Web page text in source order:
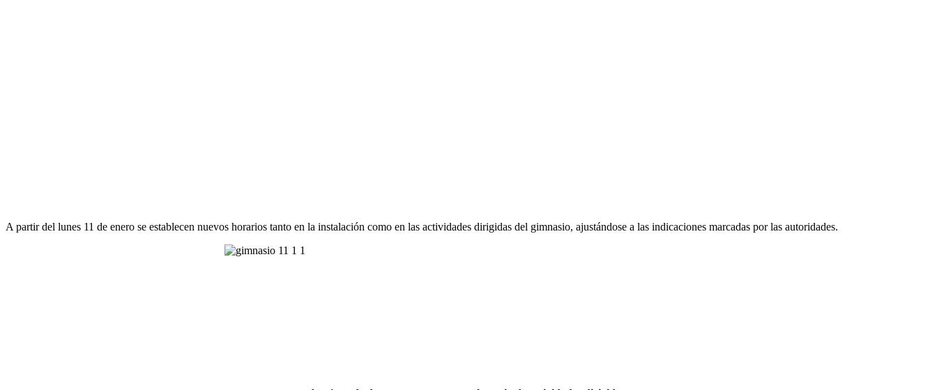
A partir del lunes 11 de enero se establecen nuevos horarios tanto en la instalación como en las actividades dirigidas del gimnasio, ajustándose a las indicaciones marcadas por las autoridades.